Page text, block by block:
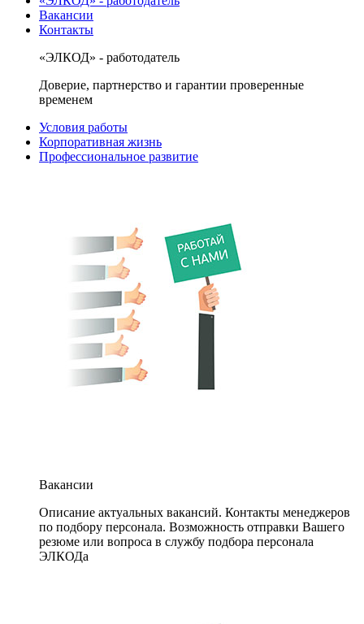
Вакансии
Контакты
«ЭЛКОД» - работодатель
Доверие, партнерство и гарантии проверенные
временем
Условия работы
Корпоративная жизнь
Профессиональное развитие
Вакансии
Описание актуальных вакансий. Контакты менеджеров
по подбору персонала. Возможность отправки Вашего
резюме или вопроса в службу подбора персонала
ЭЛКОДа